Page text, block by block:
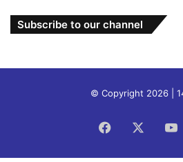
Subscribe to our channel
© Copyright 2026 |
Facebook